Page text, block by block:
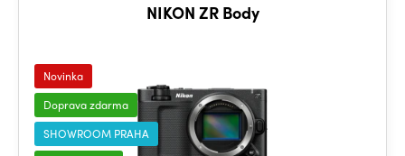
NIKON ZR Body
Novinka
Doprava zdarma
SHOWROOM PRAHA